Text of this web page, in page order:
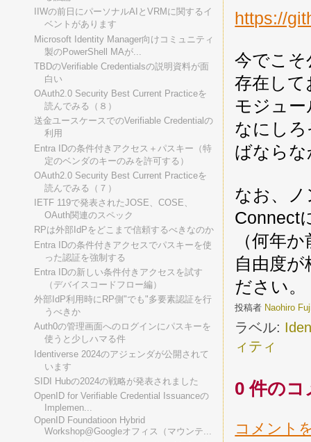
https://
今でこそ
存在して
モジュ
なにし
ばなら
なお、
Connect
（何年
自由度
ださい。
投稿者 Naohiro
ラベル:
ィティ
0 件の
コメント
IIWの前日にパーソナルAIとVRMに関するイ
ベントがあります
Microsoft Identity Manager向けコミュニティ
製のPowerShell MAが...
TBDのVerifiable Credentialsの説明資料が面
白い
OAuth2.0 Security Best Current Practiceを
読んでみる（８）
送金ユースケースでのVerifiable Credentialの
利用
Entra IDの条件付きアクセス＋パスキー（特
定のベンダのキーのみを許可する）
OAuth2.0 Security Best Current Practiceを
読んでみる（７）
IETF 119で発表されたJOSE、COSE、
OAuth関連のスペック
RPは外部IdPをどこまで信頼するべきなのか
Entra IDの条件付きアクセスでパスキーを使
った認証を強制する
Entra IDの新しい条件付きアクセスを試す
（デバイスコードフロー編）
外部IdP利用時にRP側"でも"多要素認証を行
うべきか
Auth0の管理画面へのログインにパスキーを
使うと少しハマる件
Identiverse 2024のアジェンダが公開されて
います
SIDI Hubの2024の戦略が発表されました
OpenID for Verifiable Credential Issuanceの
Implemen...
OpenID Foundatioon Hybrid
Workshop@Googleオフィス（マウンテ...